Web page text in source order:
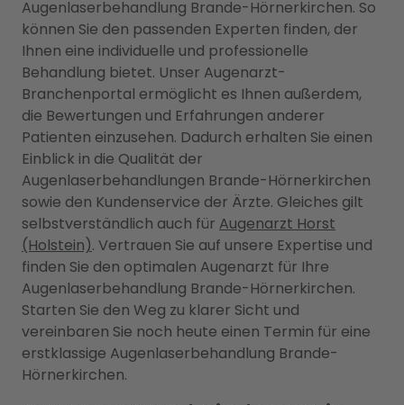
Augenlaserbehandlung Brande-Hörnerkirchen. So
können Sie den passenden Experten finden, der
Ihnen eine individuelle und professionelle
Behandlung bietet. Unser Augenarzt-
Branchenportal ermöglicht es Ihnen außerdem,
die Bewertungen und Erfahrungen anderer
Patienten einzusehen. Dadurch erhalten Sie einen
Einblick in die Qualität der
Augenlaserbehandlungen Brande-Hörnerkirchen
sowie den Kundenservice der Ärzte. Gleiches gilt
selbstverständlich auch für Augenarzt Horst
(Holstein). Vertrauen Sie auf unsere Expertise und
finden Sie den optimalen Augenarzt für Ihre
Augenlaserbehandlung Brande-Hörnerkirchen.
Starten Sie den Weg zu klarer Sicht und
vereinbaren Sie noch heute einen Termin für eine
erstklassige Augenlaserbehandlung Brande-
Hörnerkirchen.